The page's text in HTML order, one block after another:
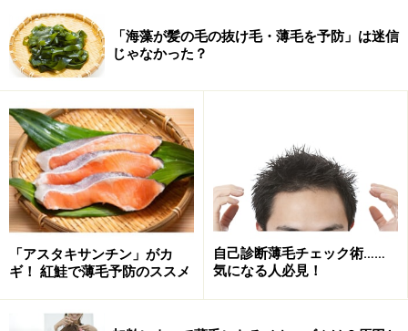
ここでコンブを思い浮かべてください。そう、表面がヌ
ルヌルネバネバしていますよね。あの触感の正体は多糖
体という物質です。糖分子がつながったもので、ジャム
などを加工する工程で粘りをつけるための食品添加物に
使われています。
コンブをはじめ、ワカメ、モズクなどの多糖体から抽出
された物質は「フコイダン」と呼ばれています。サプリ
メントなどにも使われているので、その名を聞いたこと
「海藻が髪の毛の抜け毛・薄毛を予防」は迷信
じゃなかった？
「アスタキサンチン」がカ
ギ！ 紅鮭で薄毛予防のススメ
自己診断薄毛チェック術……
気になる人必見！